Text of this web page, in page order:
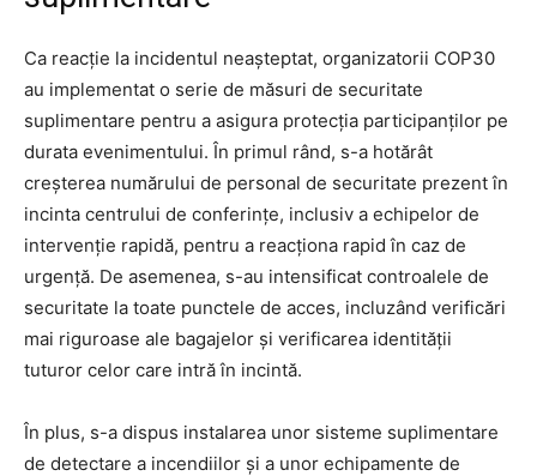
Ca reacție la incidentul neașteptat, organizatorii COP30
au implementat o serie de măsuri de securitate
suplimentare pentru a asigura protecția participanților pe
durata evenimentului. În primul rând, s-a hotărât
creșterea numărului de personal de securitate prezent în
incinta centrului de conferințe, inclusiv a echipelor de
intervenție rapidă, pentru a reacționa rapid în caz de
urgență. De asemenea, s-au intensificat controalele de
securitate la toate punctele de acces, incluzând verificări
mai riguroase ale bagajelor și verificarea identității
tuturor celor care intră în incintă.
În plus, s-a dispus instalarea unor sisteme suplimentare
de detectare a incendiilor și a unor echipamente de